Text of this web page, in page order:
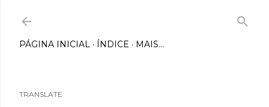
PÁGINA INICIAL ÍNDICE MAIS…
TRANSLATE